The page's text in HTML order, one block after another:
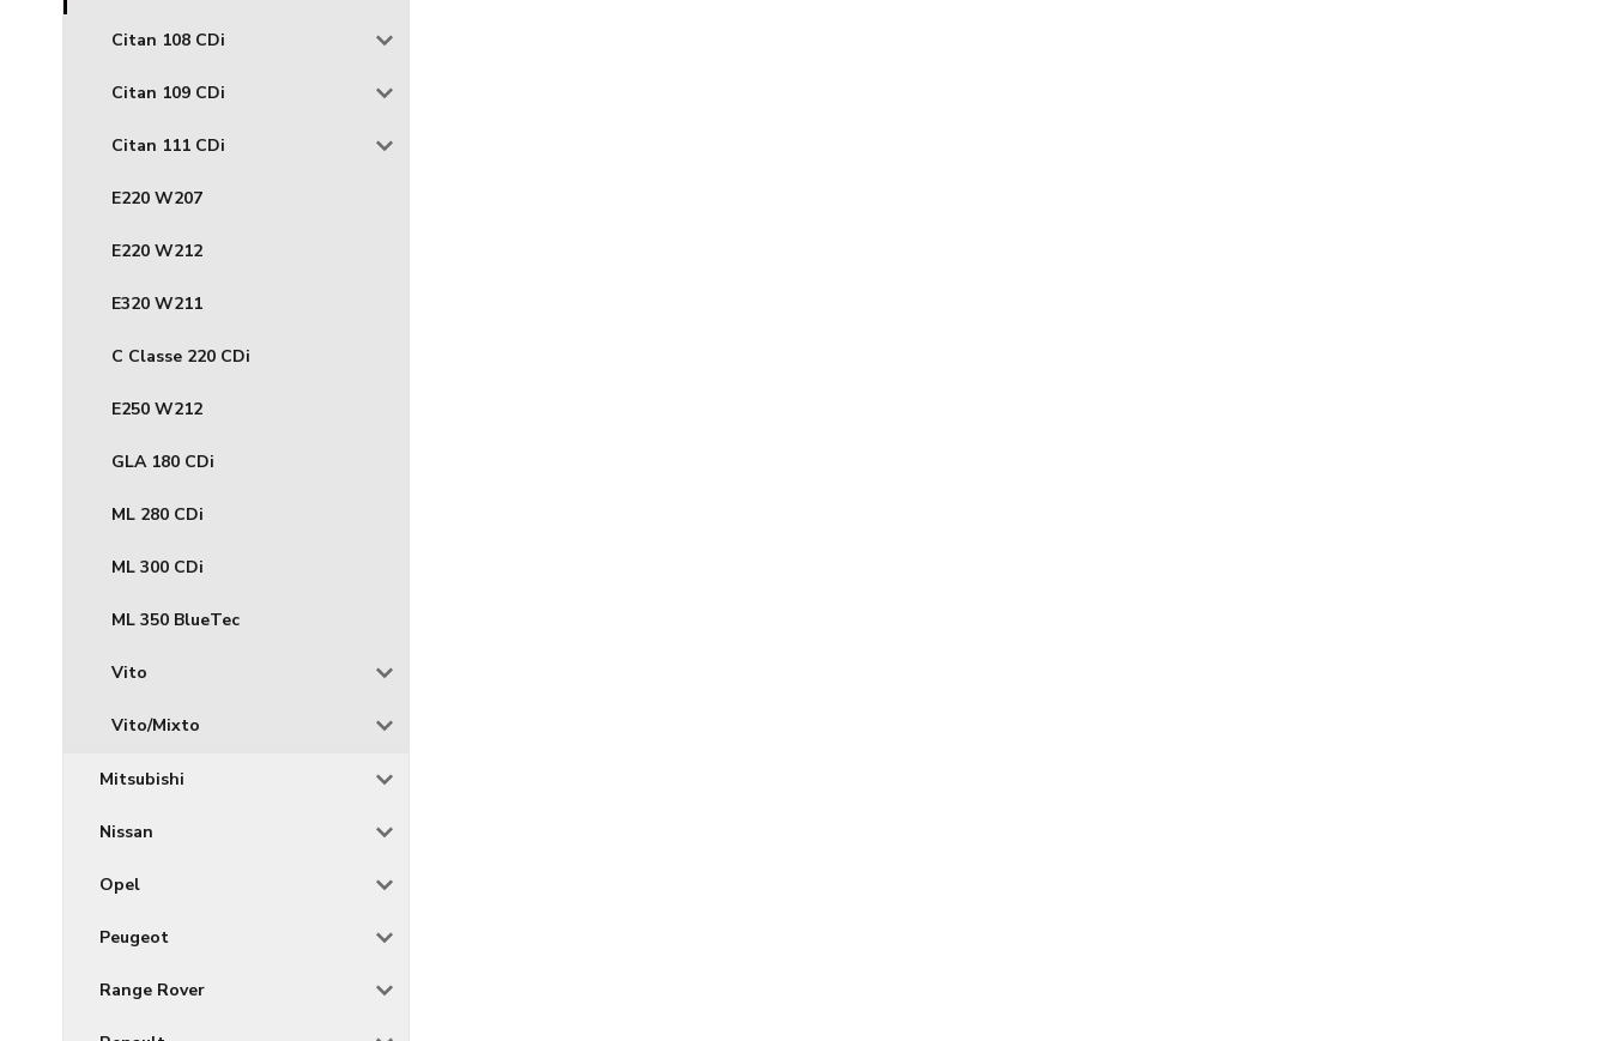
Citan 108 CDi
Citan 109 CDi
Citan 111 CDi
E220 W207
E220 W212
E320 W211
C Classe 220 CDi
E250 W212
GLA 180 CDi
ML 280 CDi
ML 300 CDi
ML 350 BlueTec
Vito
Vito/Mixto
Mitsubishi
Nissan
Opel
Peugeot
Range Rover